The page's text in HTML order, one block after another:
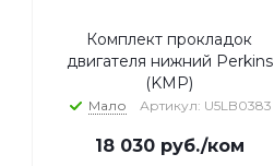
Комплект прокладок
двигателя нижний Perkins
(KMP)
Мало Артикул: U5LB0383
18 030руб./ком